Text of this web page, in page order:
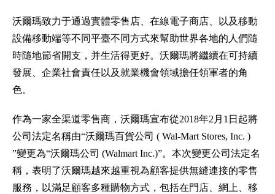
沃爾瑪致力于通過實體零售店、在線電子商店、以及移動
設備移動端等不同平臺不同方式來幫助世界各地的人們隨
時隨地節省開支，并生活得更好。沃爾瑪將繼續在可持續
發展、企業社會責任以及就業機會領域擔任領軍者的角
色。
作為一家全渠道零售商，沃爾瑪宣布從2018年2月1日起將
公司法定名稱由“沃爾瑪百貨公司 ( Wal-Mart Stores, Inc. )
”變更為“沃爾瑪公司 (Walmart Inc.)”。本次變更公司法定名
稱，表明了沃爾瑪越來越重視為顧客提供無縫連接的零售
服務，以滿足顧客多種購物方式，包括在門店、網上、移